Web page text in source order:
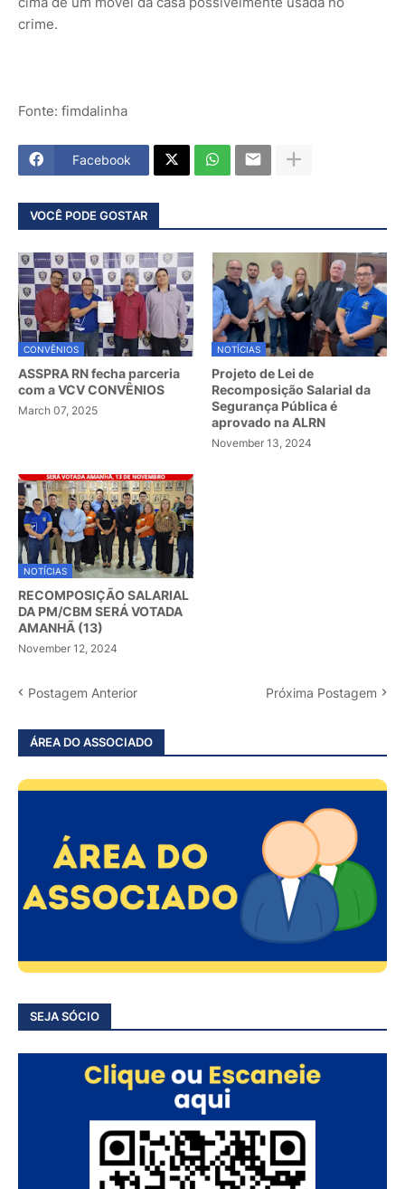
crime.
Fonte: fimdalinha
Facebook
VOCÊ PODE GOSTAR
CONVÊNIOS
ASSPRA RN fecha parceria
com a VCV CONVÊNIOS
March 07, 2025
NOTÍCIAS
Projeto de Lei de
Recomposição Salarial da
Segurança Pública é
aprovado na ALRN
November 13, 2024
NOTÍCIAS
RECOMPOSIÇÃO SALARIAL
DA PM/CBM SERÁ VOTADA
AMANHÃ (13)
November 12, 2024
Postagem Anterior Próxima Postagem
ÁREA DO ASSOCIADO
SEJA SÓCIO